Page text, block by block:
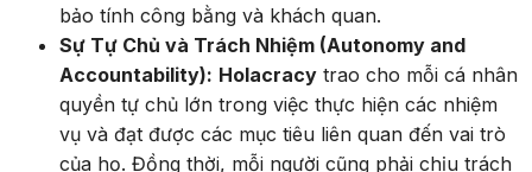
bảo tính công bằng và khách quan.
Sự Tự Chủ và Trách Nhiệm (Autonomy and
Accountability): Holacracy trao cho mỗi cá nhân
quyền tự chủ lớn trong việc thực hiện các nhiệm
vụ và đạt được các mục tiêu liên quan đến vai trò
của họ. Đồng thời, mỗi người cũng phải chịu trách